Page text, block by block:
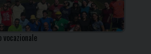
vocazionale